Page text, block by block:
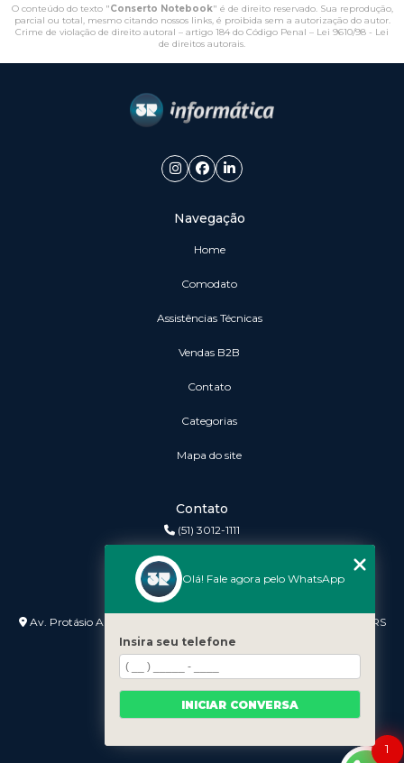
O conteúdo do texto "Conserto Notebook" é de direito reservado. Sua reprodução,
parcial ou total, mesmo citando nossos links, é proibida sem a autorização do autor.
Crime de violação de direito autoral – artigo 184 do Código Penal – Lei 9610/98 - Lei
de direitos autorais.
Navegação
Home
Comodato
Assistências Técnicas
vendas B2B
Contato
Categorias
Mapa do site
Contato
(51) 3012-1111
Endereço
Av. Protásio Alves nº 3240 Lojas 7 e 8 - Petrópolis - Porto Alegre - RS
- 90410-007
1
Olá! Fale agora pelo WhatsApp
Insira seu telefone
INICIAR CONVERSA